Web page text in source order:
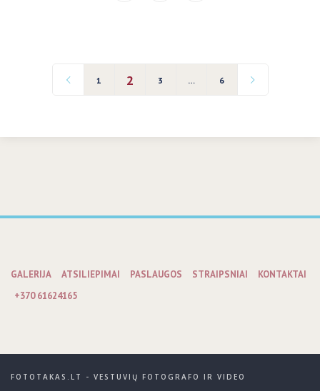
1 2 3 … 6
GALERIJA ATSILIEPIMAI PASLAUGOS STRAIPSNIAI
KONTAKTAI
+370 61624165
FOTOTAKAS.LT - VESTUVIŲ FOTOGRAFO IR VIDEO